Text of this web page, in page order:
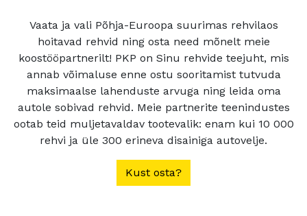
Vaata ja vali Põhja-Euroopa suurimas rehvilaos
hoitavad rehvid ning osta need mõnelt meie
koostööpartnerilt! PKP on Sinu rehvide teejuht, mis
annab võimaluse enne ostu sooritamist tutvuda
maksimaalse lahenduste arvuga ning leida oma
autole sobivad rehvid. Meie partnerite teenindustes
ootab teid muljetavaldav tootevalik: enam kui 10 000
rehvi ja üle 300 erineva disainiga autovelje.
Kust osta?